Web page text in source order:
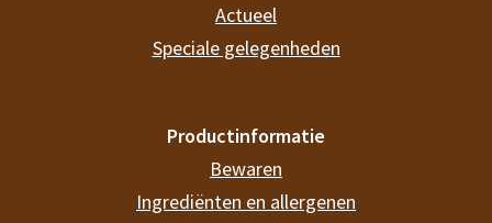
Actueel
Speciale gelegenheden
Productinformatie
Bewaren
Ingrediënten en allergenen